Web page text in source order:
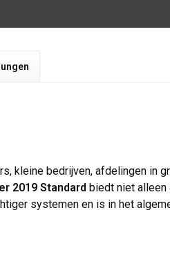
kleine bedrijven, afdelingen in
2019 Standard biedt niet alleen
systemen en is in het